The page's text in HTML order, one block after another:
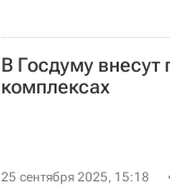
В Госдуму
комплексах
25 сентября 2025, 15:18